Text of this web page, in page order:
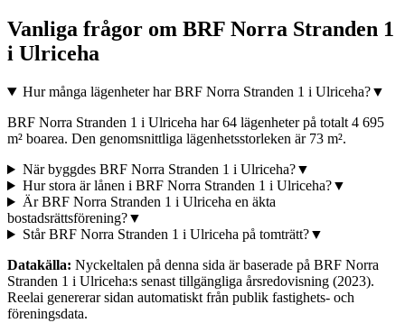
Vanliga frågor om BRF Norra Stranden 1
i Ulriceha
Hur många lägenheter har BRF Norra Stranden 1 i Ulriceha?▼
BRF Norra Stranden 1 i Ulriceha har 64 lägenheter på totalt 4 695
m² boarea. Den genomsnittliga lägenhetsstorleken är 73 m².
När byggdes BRF Norra Stranden 1 i Ulriceha?▼
Hur stora är lånen i BRF Norra Stranden 1 i Ulriceha?▼
Är BRF Norra Stranden 1 i Ulriceha en äkta
bostadsrättsförening?▼
Står BRF Norra Stranden 1 i Ulriceha på tomträtt?▼
Datakälla: Nyckeltalen på denna sida är baserade på BRF Norra
Stranden 1 i Ulriceha:s senast tillgängliga årsredovisning (2023).
Reelai genererar sidan automatiskt från publik fastighets- och
föreningsdata.